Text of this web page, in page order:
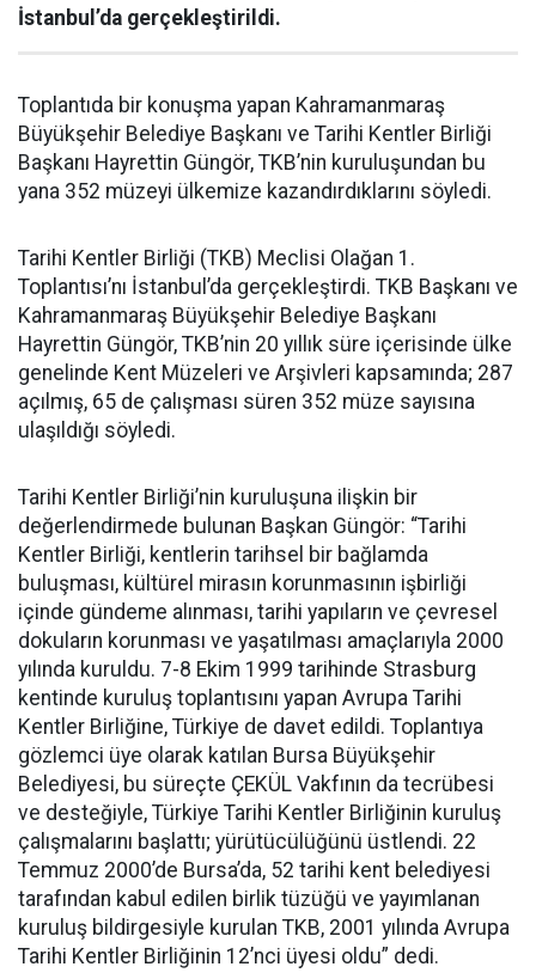
İstanbul’da gerçekleştirildi.
Toplantıda bir konuşma yapan Kahramanmaraş
Büyükşehir Belediye Başkanı ve Tarihi Kentler Birliği
Başkanı Hayrettin Güngör, TKB’nin kuruluşundan bu
yana 352 müzeyi ülkemize kazandırdıklarını söyledi.
Tarihi Kentler Birliği (TKB) Meclisi Olağan 1.
Toplantısı’nı İstanbul’da gerçekleştirdi. TKB Başkanı ve
Kahramanmaraş Büyükşehir Belediye Başkanı
Hayrettin Güngör, TKB’nin 20 yıllık süre içerisinde ülke
genelinde Kent Müzeleri ve Arşivleri kapsamında; 287
açılmış, 65 de çalışması süren 352 müze sayısına
ulaşıldığı söyledi.
Tarihi Kentler Birliği’nin kuruluşuna ilişkin bir
değerlendirmede bulunan Başkan Güngör: “Tarihi
Kentler Birliği, kentlerin tarihsel bir bağlamda
buluşması, kültürel mirasın korunmasının işbirliği
içinde gündeme alınması, tarihi yapıların ve çevresel
dokuların korunması ve yaşatılması amaçlarıyla 2000
yılında kuruldu. 7-8 Ekim 1999 tarihinde Strasburg
kentinde kuruluş toplantısını yapan Avrupa Tarihi
Kentler Birliğine, Türkiye de davet edildi. Toplantıya
gözlemci üye olarak katılan Bursa Büyükşehir
Belediyesi, bu süreçte ÇEKÜL Vakfının da tecrübesi
ve desteğiyle, Türkiye Tarihi Kentler Birliğinin kuruluş
çalışmalarını başlattı; yürütücülüğünü üstlendi. 22
Temmuz 2000’de Bursa’da, 52 tarihi kent belediyesi
tarafından kabul edilen birlik tüzüğü ve yayımlanan
kuruluş bildirgesiyle kurulan TKB, 2001 yılında Avrupa
Tarihi Kentler Birliğinin 12’nci üyesi oldu” dedi.